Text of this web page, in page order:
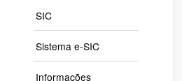
SIC
Sistema e-SIC
Informações